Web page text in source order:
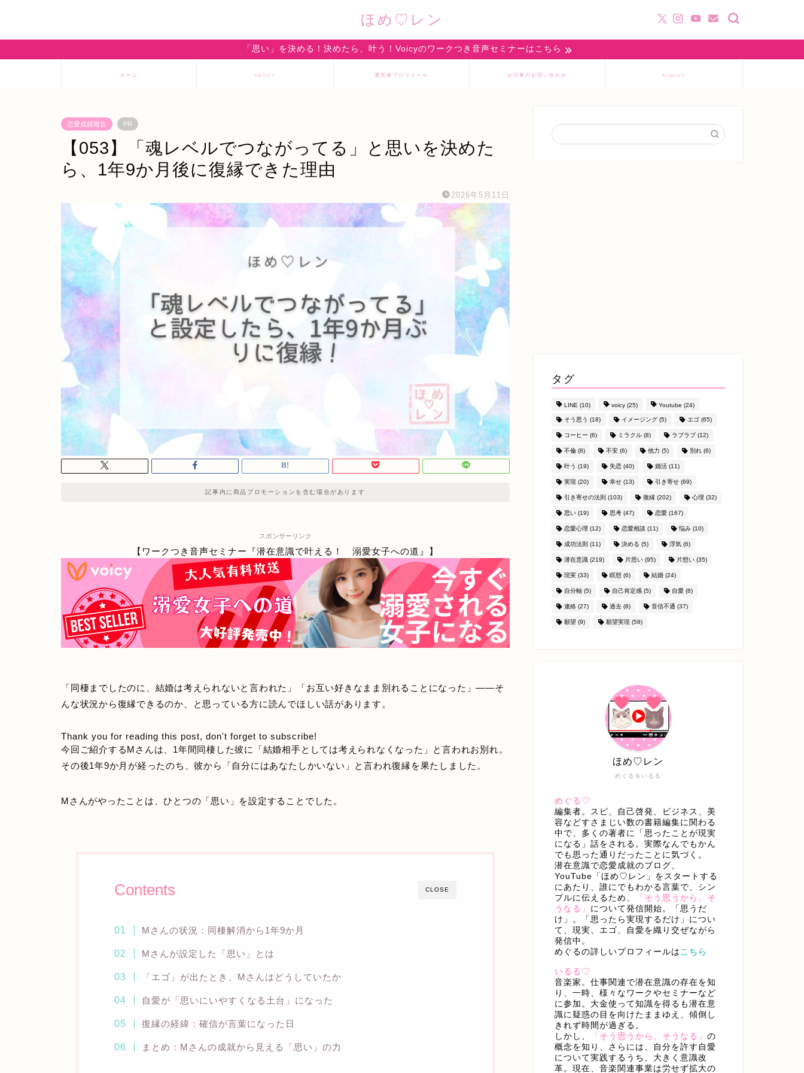
ほめ♡レン
「思い」を決める！決めたら、叶う！Voicyのワークつき音声セミナーはこちら
ホーム ABOUT 運営者プロフィール お仕事のお問い合わせ English
恋愛成就報告 PR
【053】「魂レベルでつながってる」と思いを決めた
ら、1年9か月後に復縁できた理由
2026年5月11日
記事内に商品プロモーションを含む場合があります
スポンサーリンク
【ワークつき音声セミナー『潜在意識で叶える！ 溺愛女子への道』】
「同棲までしたのに、結婚は考えられないと言われた」「お互い好きなまま別れることになった」——そ
んな状況から復縁できるのか、と思っている方に読んでほしい話があります。
Thank you for reading this post, don't forget to subscribe!
今回ご紹介するMさんは、1年間同棲した彼に「結婚相手としては考えられなくなった」と言われお別れ。
その後1年9か月が経ったのち、彼から「自分にはあなたしかいない」と言われ復縁を果たしました。
Mさんがやったことは、ひとつの「思い」を設定することでした。
CLOSE
Contents
Mさんの状況：同棲解消から1年9か月
Mさんが設定した「思い」とは
「エゴ」が出たとき、Mさんはどうしていたか
自愛が「思いにいやすくなる土台」になった
復縁の経緯：確信が言葉になった日
まとめ：Mさんの成就から見える「思い」の力
タグ
LINE (10) voicy(25) Youtube (24)
そう思う (18) イメージング(5) エゴ(65)
コーヒー (6) ミラクル(8) ラブラブ(12)
不倫(8) 不安(6) 他力 (5) 別れ(6)
叶う (19) 失恋(40) 婚活(11)
実現 (20) 幸せ(13) 引き寄せ(69)
引き寄せの法則 (103) 復縁(202) 心理 (32)
思い(19) 思考(47) 恋愛(167)
恋愛心理 (12) 恋愛相談 (11) 悩み(10)
成功法則 (11) 決める (5) 浮気(6)
潜在意識(219) 片思い(95) 片想い(35)
現実(33) 瞑想 (6) 結婚(24)
自分軸(5) 自己肯定感(5) 自愛(8)
連絡(27) 過去(8) 音信不通 (37)
願望 (9) 願望実現 (58)
めぐる＆いるる
ほめ♡レン
めぐる♡
編集者。スピ、自己啓発、ビジネス、美
容などすさまじい数の書籍編集に関わる
中で、多くの著者に「思ったことが現実
になる」話をされる。実際なんでもかん
でも思った通りだったことに気づく。
潜在意識で恋愛成就のブログ、
YouTube「ほめ♡レン」をスタートする
にあたり、誰にでもわかる言葉で、シン
プルに伝えるため、
「そう思うから、そ
うなる」 について発信開始。「思うだ
け」。「思ったら実現するだけ」につい
て、現実、エゴ、自愛を織り交ぜながら
発信中。
めぐるの詳しいプロフィールは こちら
いるる♡
音楽家。仕事関連で潜在意識の存在を知
り、一時、様々なワークやセミナーなど
に参加。大金使って知識を得るも潜在意
識に疑惑の目を向けたままゆえ、傾倒し
きれず時間が過ぎる。
しかし、
「そう思うから、そうなる」 の
概念を知り、さらには、自分を許す自愛
について実践するうち、大きく意識改
革。現在、音楽関連事業は労せず拡大の